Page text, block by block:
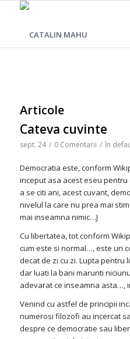
Articole
Cateva cuvinte
sept. 24 / 0 Comentarii / în
Democratia este, conform
inceput asa acest eseu
a se citi ani, acest cuvant,
nivelul la care nu prea mai
mai inseamna nimic…J
Cu libertatea, tot conform
cum este si normal…, este un
decat de zi cu zi. Lupta
dar luati la bani marunti
adevarat ce inseamna asta…,
Venind cu astfel de principii
numerosi filozofi au incercat
despre ce democratie sau